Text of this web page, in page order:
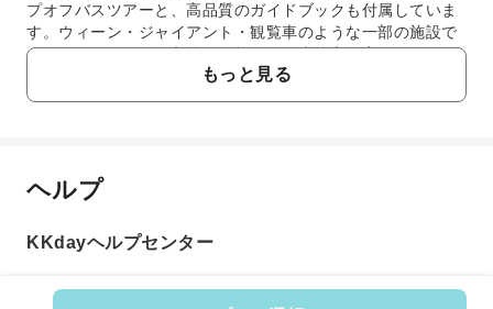
プオフバスツアーと、高品質のガイドブックも付属していま
す。ウィーン・ジャイアント・観覧車のような一部の施設で
はファストトラック入場が可能で、観光効率を高めます。
3. ウィーン・フレキシパスは、具体的にどの観光スポ
ットをカバーしていますか？
選択することができます。これにより、旅程に合わせた柔軟
な計画が可能です。正確なリストは変動する可能性がありま
ベルティーナ美術館といった主要なランドマークが含まれて
もっと見る
よくあるご質問
1. ウィーン・パスはウィーン観光に投資する価値
ウィーン・パスは、ウィーンの主要な観光スポットを数
ヘルプ
KKdayヘルプセンター